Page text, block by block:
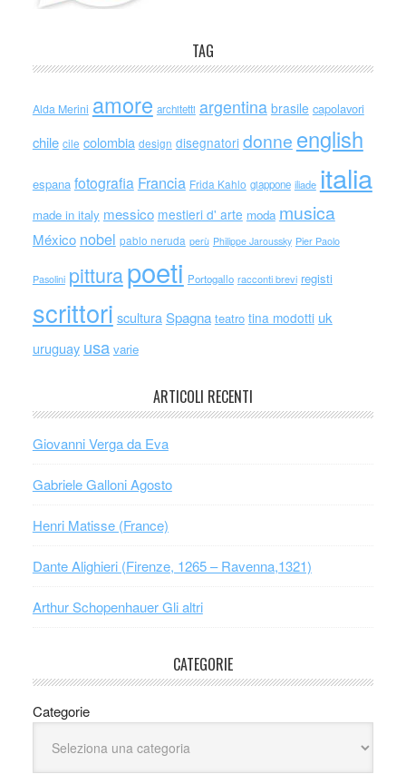
TAG
Alda Merini amore architetti argentina brasile capolavori
chile cile colombia design disegnatori donne english
espana fotografia Francia Frida Kahlo giappone iliade italia
made in italy messico mestieri d' arte moda musica
México nobel pablo neruda perù Philippe Jaroussky Pier Paolo
Pasolini pitturapoeti Portogallo racconti brevi registi
scrittori scultura Spagna teatro tina modotti uk
uruguay usa varie
ARTICOLI RECENTI
Giovanni Verga da Eva
Gabriele Galloni Agosto
Henri Matisse (France)
Dante Alighieri (Firenze, 1265 – Ravenna,1321)
Arthur Schopenhauer Gli altri
CATEGORIE
Categorie